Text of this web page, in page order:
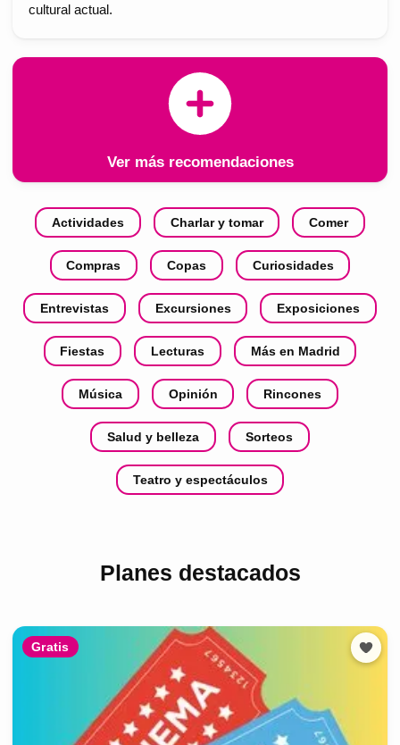
cultural actual.
Ver más recomendaciones
Actividades Charlar y tomar Comer
Compras Copas Curiosidades
Entrevistas Excursiones Exposiciones
Fiestas Lecturas Más en Madrid
Música Opinión Rincones
Salud y belleza Sorteos
Teatro y espectáculos
Planes destacados
Gratis